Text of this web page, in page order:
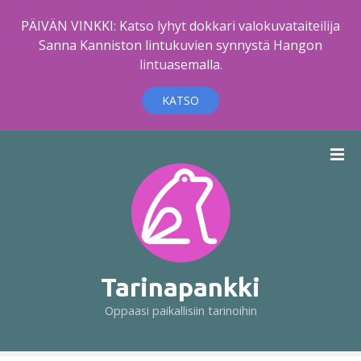
PÄIVÄN VINKKI: Katso lyhyt dokkari valokuvataiteilija
Sanna Kanniston lintukuvien synnystä Hangon
lintuasemalla.
KATSO
t
Tarinapankki
Oppaasi paikallisiin tarinoihin